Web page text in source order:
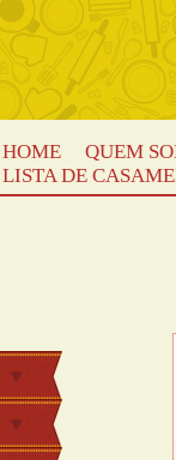
HOME
QUEM
LISTA DE